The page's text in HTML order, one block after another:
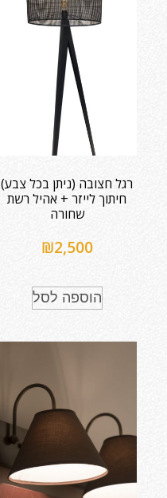
רגל חצובה (ניתן בכל צבע)
חיתוך לייזר + אהיל רשת
שחורה
₪2,500
הוספה לסל